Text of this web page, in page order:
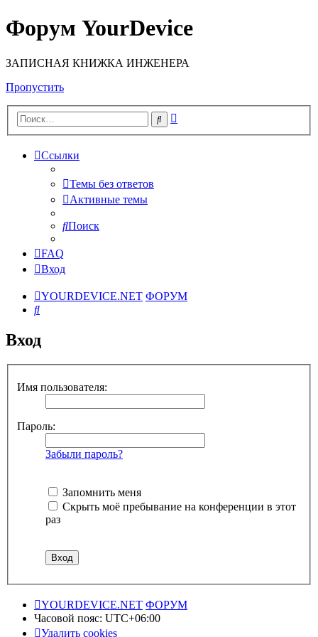
Форум YourDevice
ЗАПИСНАЯ КНИЖКА ИНЖЕНЕРА
Пропустить
Поиск
Ссылки
Темы без ответов
Активные темы
Поиск
FAQ
Вход
YOURDEVICE.NET ФОРУМ
Поиск
Вход
Имя пользователя:
Пароль:
Забыли пароль?
Запомнить меня
Скрыть моё пребывание на конференции в этот
раз
YOURDEVICE.NET ФОРУМ
Часовой пояс: UTC+06:00
Удалить cookies